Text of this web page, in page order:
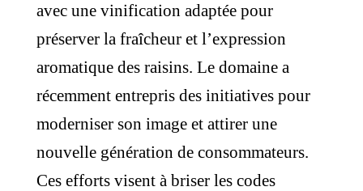
avec une vinification adaptée pour
préserver la fraîcheur et l’expression
aromatique des raisins. Le domaine a
récemment entrepris des initiatives pour
moderniser son image et attirer une
nouvelle génération de consommateurs.
Ces efforts visent à briser les codes